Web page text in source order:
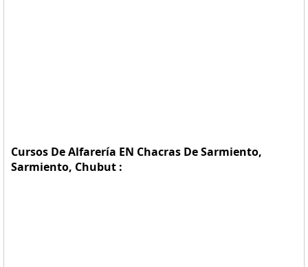
Cursos De Alfarería EN Chacras De Sarmiento,
Sarmiento, Chubut :